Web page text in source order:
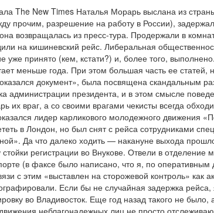
The New Times Наталья Морарь выслана из
прочим, разрешение на работу в России),
возвращалась из пресс-тура. Продержали в
на кишиневский рейс. Либеральная
уже принято (кем, кстати?) и, более того,
меньше года. При этом большая часть ее статей,
документ», была посвящена скандальным
администрации президента, и в этом смысле
их враг, а со своими врагами чекисты всегда
лидер карликового молодежного движения
в Лондон, но был снят с рейса сотрудниками
Да что далеко ходить — накануне выхода
регистрации во Внукове. Отвели в отделение
(в факсе было написано, что я, по
с этим «выставлен на сторожевой контроль» как
Если бы не случайная задержка
во Владивосток. Еще год назад такого не было,
неблагонадежных лиц не просто